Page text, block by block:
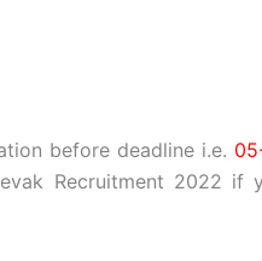
before deadline i.e.
Recruitment 2022 if